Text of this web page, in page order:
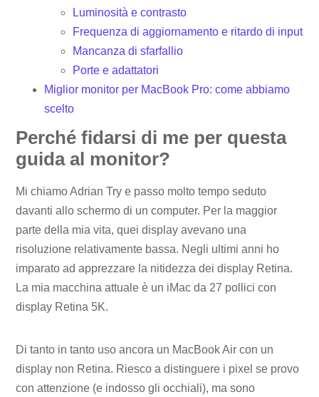
Luminosità e contrasto
Frequenza di aggiornamento e ritardo di input
Mancanza di sfarfallio
Porte e adattatori
Miglior monitor per MacBook Pro: come abbiamo
scelto
Perché fidarsi di me per questa
guida al monitor?
Mi chiamo Adrian Try e passo molto tempo seduto
davanti allo schermo di un computer. Per la maggior
parte della mia vita, quei display avevano una
risoluzione relativamente bassa. Negli ultimi anni ho
imparato ad apprezzare la nitidezza dei display Retina.
La mia macchina attuale è un iMac da 27 pollici con
display Retina 5K.
Di tanto in tanto uso ancora un MacBook Air con un
display non Retina. Riesco a distinguere i pixel se provo
con attenzione (e indosso gli occhiali), ma sono